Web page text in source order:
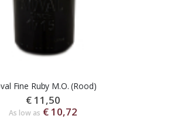
Fine Ruby M.O. (Rood)
€ 11,50
As low as € 10,72